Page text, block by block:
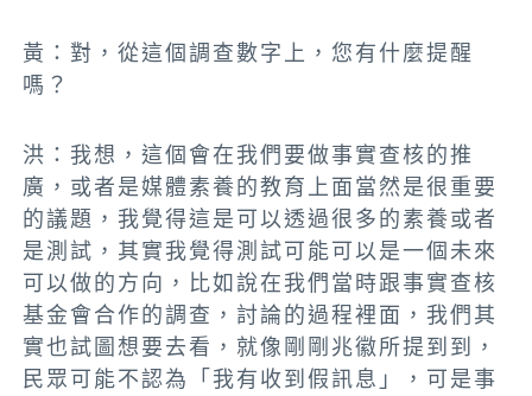
黃：對，從這個調查數字上，您有什麼提醒
嗎？
洪：我想，這個會在我們要做事實查核的推
廣，或者是媒體素養的教育上面當然是很重要
的議題 ，我覺得這是可以透過很多的素養或者
是測試，其實我覺得測試可能可以是一個未來
可以做的方向，比如說在我們當時跟事實查核
基金會合作的調查，討論的過程裡面，我們其
實也試圖想要去看， 就像剛剛兆徽所提到到，
民眾可能不認為「我有收到假訊息」，可是事